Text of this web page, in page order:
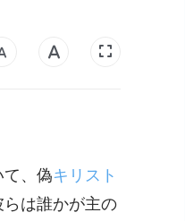
、偽キリスト
は誰かが主の